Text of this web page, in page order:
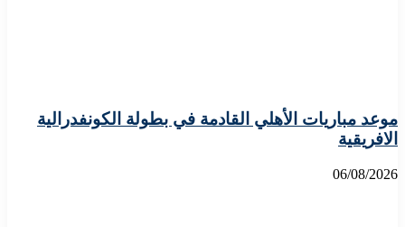
موعد مباريات الأهلي القادمة في بطولة الكونفدرالية
الافريقية
06/08/2026